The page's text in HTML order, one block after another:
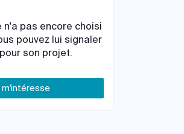
n'a pas encore choisi
pouvez lui signaler
son projet.